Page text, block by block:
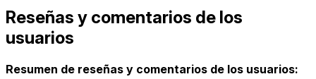
Reseñas y comentarios de los
usuarios
Resumen de reseñas y comentarios de los usuarios: